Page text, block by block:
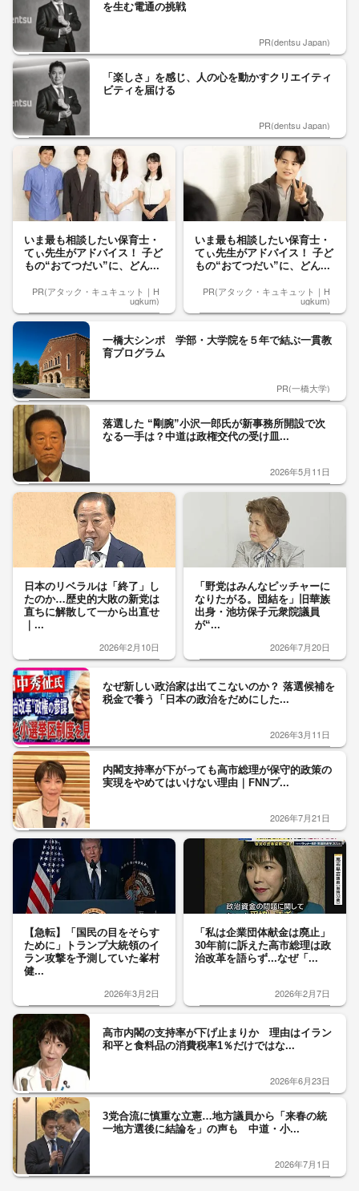
を生む電通の挑戦
PR(dentsu Japan)
「楽しさ」を感じ、人の心を動かすクリエイティ
ビティを届ける
PR(dentsu Japan)
いま最も相談したい保育士・
てぃ先生がアドバイス！ 子ど
もの“おてつだい”に、どん...
PR(アタック・キュキュット｜H
ugkum)
いま最も相談したい保育士・
てぃ先生がアドバイス！ 子ど
もの“おてつだい”に、どん...
PR(アタック・キュキュット｜H
ugkum)
一橋大シンポ 学部・大学院を５年で結ぶ一貫教
育プログラム
PR(一橋大学)
落選した “剛腕”小沢一郎氏が新事務所開設で次
なる一手は？中道は政権交代の受け皿...
2026年5月11日
日本のリベラルは「終了」し
たのか…歴史的大敗の新党は
直ちに解散して一から出直せ
｜...
2026年2月10日
「野党はみんなピッチャーに
なりたがる。団結を」旧華族
出身・池坊保子元衆院議員
が“...
2026年7月20日
なぜ新しい政治家は出てこないのか？ 落選候補を
税金で養う「日本の政治をだめにした...
2026年3月11日
内閣支持率が下がっても高市総理が保守的政策の
実現をやめてはいけない理由｜FNNプ...
2026年7月21日
【急転】「国民の目をそらす
ために」トランプ大統領のイ
ラン攻撃を予測していた峯村
健...
2026年3月2日
「私は企業団体献金は廃止」
30年前に訴えた高市総理は政
治改革を語らず...なぜ「...
2026年2月7日
高市内閣の支持率が下げ止まりか 理由はイラン
和平と食料品の消費税率1％だけではな...
2026年6月23日
3党合流に慎重な立憲…地方議員から「来春の統
一地方選後に結論を」の声も 中道・小...
2026年7月1日